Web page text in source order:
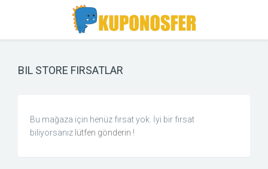
navigation
BIL STORE FIRSATLAR
Bu mağaza için henüz fırsat yok. İyi bir fırsat
biliyorsanız lütfen gönderin !